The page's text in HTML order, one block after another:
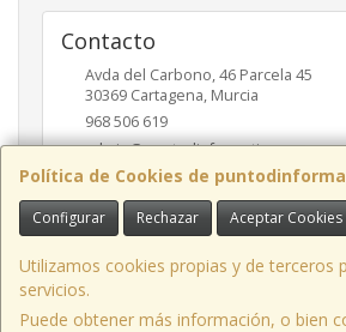
Política de Cookies de
Configurar Rechazar Aceptar Cookies
Utilizamos cookies propias y de terceros
servicios.
Puede obtener más información, o bien
Contacto
Avda del Carbono, 46 Parcela 45
30369 Cartagena, Murcia
968 506 619
admin@puntodinformatica.com
Horario
09:30h a 14:00h y de 16:30h a 20:00h